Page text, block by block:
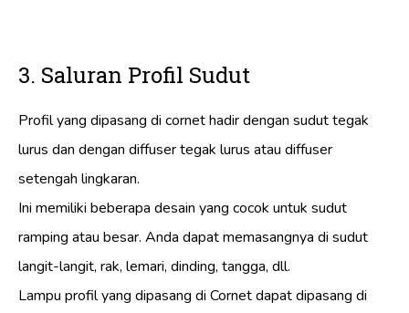
3. Saluran Profil Sudut
Profil yang dipasang di cornet hadir dengan sudut tegak
lurus dan dengan diffuser tegak lurus atau diffuser
setengah lingkaran.
Ini memiliki beberapa desain yang cocok untuk sudut
ramping atau besar. Anda dapat memasangnya di sudut
langit-langit, rak, lemari, dinding, tangga, dll.
Lampu profil yang dipasang di Cornet dapat dipasang di